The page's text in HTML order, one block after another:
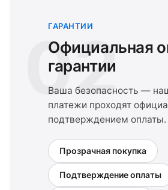
02
ГАРАНТИИ
Официальная
гарантии
Ваша безопасность —
платежи проходят
подтверждением оплаты.
Прозрачная покупка
Подтверждение оплаты